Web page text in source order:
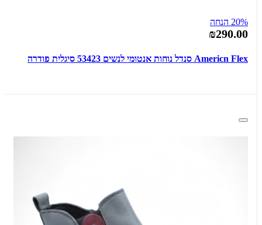
20% הנחה
₪290.00
Americn Flex סנדל נוחות אנטומי לנשים 53423 סיגלית פודרה